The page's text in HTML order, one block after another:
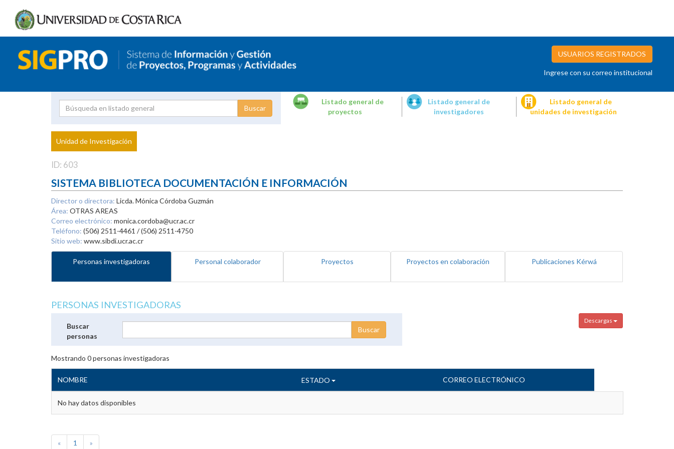
USUARIOS REGISTRADOS
Ingrese con su correo institucional
Proyecto
Investigador
Listado general de
proyectos
Listado general de
investigadores
Listado general de
unidades de investigación
Unidad de Investigación
ID: 603
SISTEMA BIBLIOTECA DOCUMENTACIÓN E INFORMACIÓN
Director o directora: Licda. Mónica Córdoba Guzmán
Área: OTRAS AREAS
Correo electrónico: monica.cordoba@ucr.ac.cr
Teléfono: (506) 2511-4461 / (506) 2511-4750
Sitio web: www.sibdi.ucr.ac.cr
Personas investigadoras Personal colaborador Proyectos Proyectos en colaboración Publicaciones Kérwá
PERSONAS INVESTIGADORAS
Descargas
Buscar
personas
Mostrando 0personas investigadoras
NOMBRE ESTADO CORREO ELECTRÓNICO
No hay datos disponibles
« 1 »